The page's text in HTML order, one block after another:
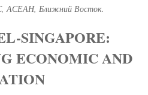
АСЕАН, Ближний Восток.
SINGAPORE:
ECONOMIC AND